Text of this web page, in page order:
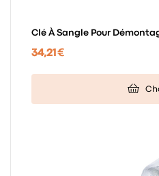
Clé À Sangle Pour
34,21 €